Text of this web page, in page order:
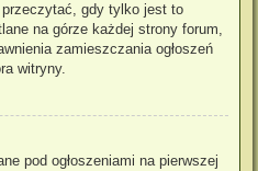
gdy tylko jest to
na górze każdej strony forum,
zamieszczania ogłoszeń
witryny.
pod ogłoszeniami na pierwszej